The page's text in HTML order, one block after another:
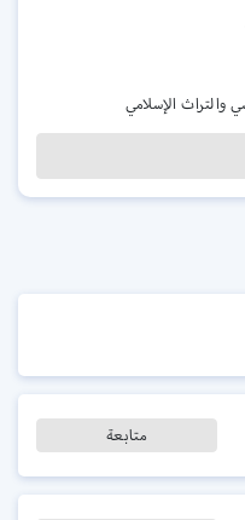
والتراث الإسلامي
متابعة